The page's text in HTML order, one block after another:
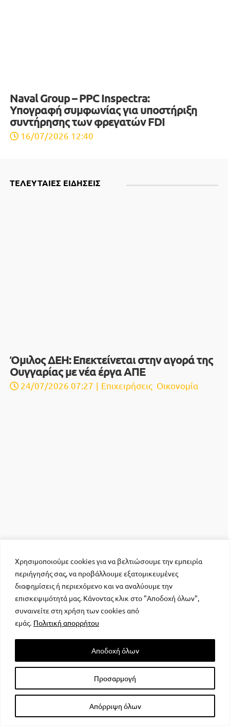
Χρησιμοποιούμε cookies για να βελτιώσουμε την εμπειρία
περιήγησής σας, να προβάλλουμε εξατομικευμένες
διαφημίσεις ή περιεχόμενο και να αναλύουμε την
επισκεψιμότητά μας. Κάνοντας κλικ στο "Αποδοχή όλων",
συναινείτε στη χρήση των cookies από
εμάς. Πολιτική απορρήτου
Προσαρμογή
Απόρριψη όλων
Αποδοχή όλων
Naval Group – PPC Inspectra:
Υπογραφή συμφωνίας για υποστήριξη
συντήρησης των φρεγατών FDI
16/07/2026 12:40
ΤΕΛΕΥΤΑΙΕΣ ΕΙΔΗΣΕΙΣ
Όμιλος ΔΕΗ: Επεκτείνεται στην αγορά της
Ουγγαρίας με νέα έργα ΑΠΕ
24/07/2026 07:27 | Επιχειρήσεις, Οικονομία
σε Αττική και Θεσσαλονίκη
23/07/2026 09:49 | Επιχειρήσεις,Οικονομία